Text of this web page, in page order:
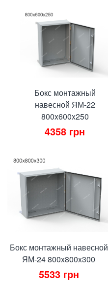
Бокс монтажный
навесной ЯМ-22
800x600x250
4358 грн
Бокс монтажный навесной
ЯМ-24 800x800x300
5533 грн